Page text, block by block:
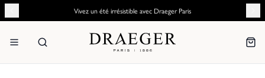
Vivez un été irrésistible avec Draeger Paris